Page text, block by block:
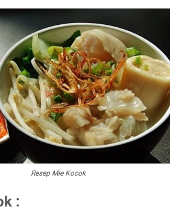
Resep Mie Kocok
: